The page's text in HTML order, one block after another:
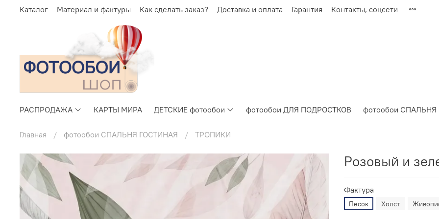
Каталог Материал и фактуры Как сделать заказ? Доставка и оплата Гарантия Контакты, соцсети
РАСПРОДАЖА КАРТЫ МИРА ДЕТСКИЕ фотообои фотообои ДЛЯ ПОДРОСТКОВ фотообои
Главная фотообои СПАЛЬНЯ ГОСТИНАЯ ТРОПИКИ
Розовый и
Фактура
Песок Холст